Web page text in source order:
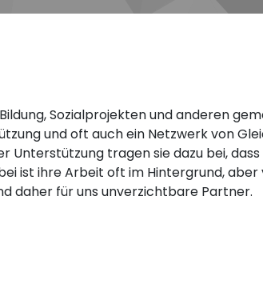
Sozialprojekten und anderen
und oft auch ein Netzwerk von
Unterstützung tragen sie dazu bei,
ist ihre Arbeit oft im Hintergrund,
daher für uns unverzichtbare Partner.